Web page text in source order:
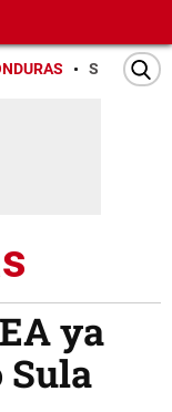
SAN PEDRO
ya
Sula